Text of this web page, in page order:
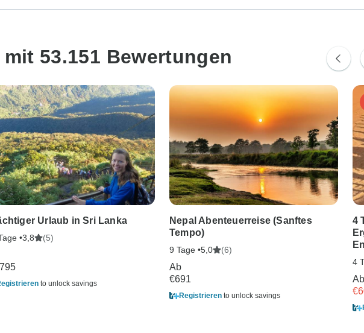
53.151 Bewertungen
Urlaub in Sri Lanka
•3,8 (5)
to unlock savings
Nepal Abenteuerreise (Sanftes
Tempo)
9 Tage •5,0 (6)
Ab
€691
Registrieren to unlock savings
4
4
Ab